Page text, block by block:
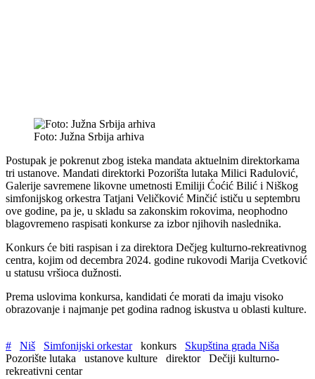
Foto: Južna Srbija arhiva
Postupak je pokrenut zbog isteka mandata aktuelnim direktorkama
tri ustanove. Mandati direktorki Pozorišta lutaka Milici Radulović,
Galerije savremene likovne umetnosti Emiliji Ćoćić Bilić i Niškog
simfonijskog orkestra Tatjani Veličković Minčić ističu u septembru
ove godine, pa je, u skladu sa zakonskim rokovima, neophodno
blagovremeno raspisati konkurse za izbor njihovih naslednika.
Konkurs će biti raspisan i za direktora Dečjeg kulturno-rekreativnog
centra, kojim od decembra 2024. godine rukovodi Marija Cvetković
u statusu vršioca dužnosti.
Prema uslovima konkursa, kandidati će morati da imaju visoko
obrazovanje i najmanje pet godina radnog iskustva u oblasti kulture.
# Niš Simfonijski orkestar konkurs
Skupština grada Niša
Pozorište lutaka
ustanove kulture direktor
Dečiji kulturno-
rekreativni centar